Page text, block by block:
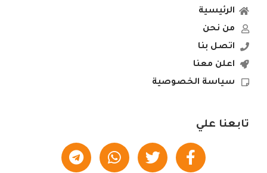
الرئيسية
من نحن
اتصل بنا
اعلن معنا
سياسة الخصوصية
تابعنا علي